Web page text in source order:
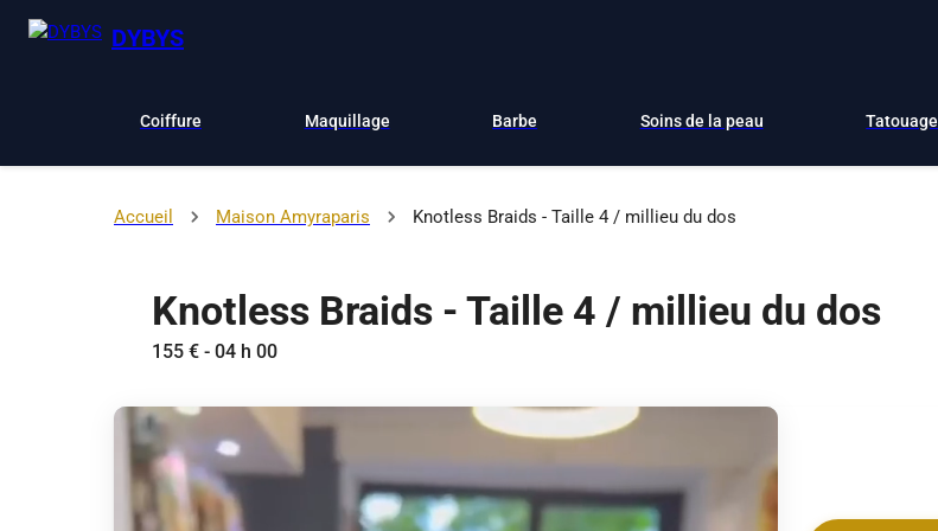
DYBYS
Coiffure Maquillage Barbe Soins de la peau Tatouage
Accueil Maison Amyraparis Knotless Braids - Taille 4 / millieu du dos
Knotless Braids - Taille 4 / millieu du dos
155 € - 04 h 00